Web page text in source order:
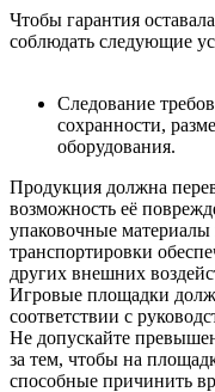
Чтобы гарантия
соблюдать следующие
Следование
сохранности,
оборудования.
Продукция должна
возможность её
упаковочные материалы
транспортировки
других внешних
Игровые площадки
соответствии с
Не допускайте
за тем, чтобы на
способные причинить